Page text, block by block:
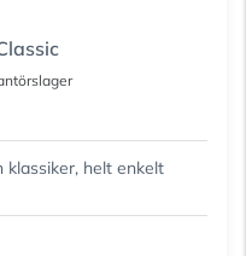
klassiker, helt enkelt